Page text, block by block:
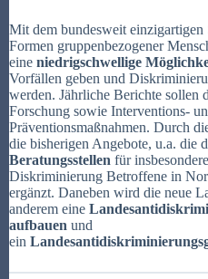
Mit dem bundesweit einzigartigen
Formen gruppenbezogener
eine niedrigschwellige
Vorfällen geben und
werden. Jährliche Berichte sollen
Forschung sowie Interventions-
Präventionsmaßnahmen. Durch
die bisherigen Angebote, u.a. die
Beratungsstellen für
Diskriminierung Betroffene in
ergänzt. Daneben wird die neue
anderem eine
aufbauen und
ein